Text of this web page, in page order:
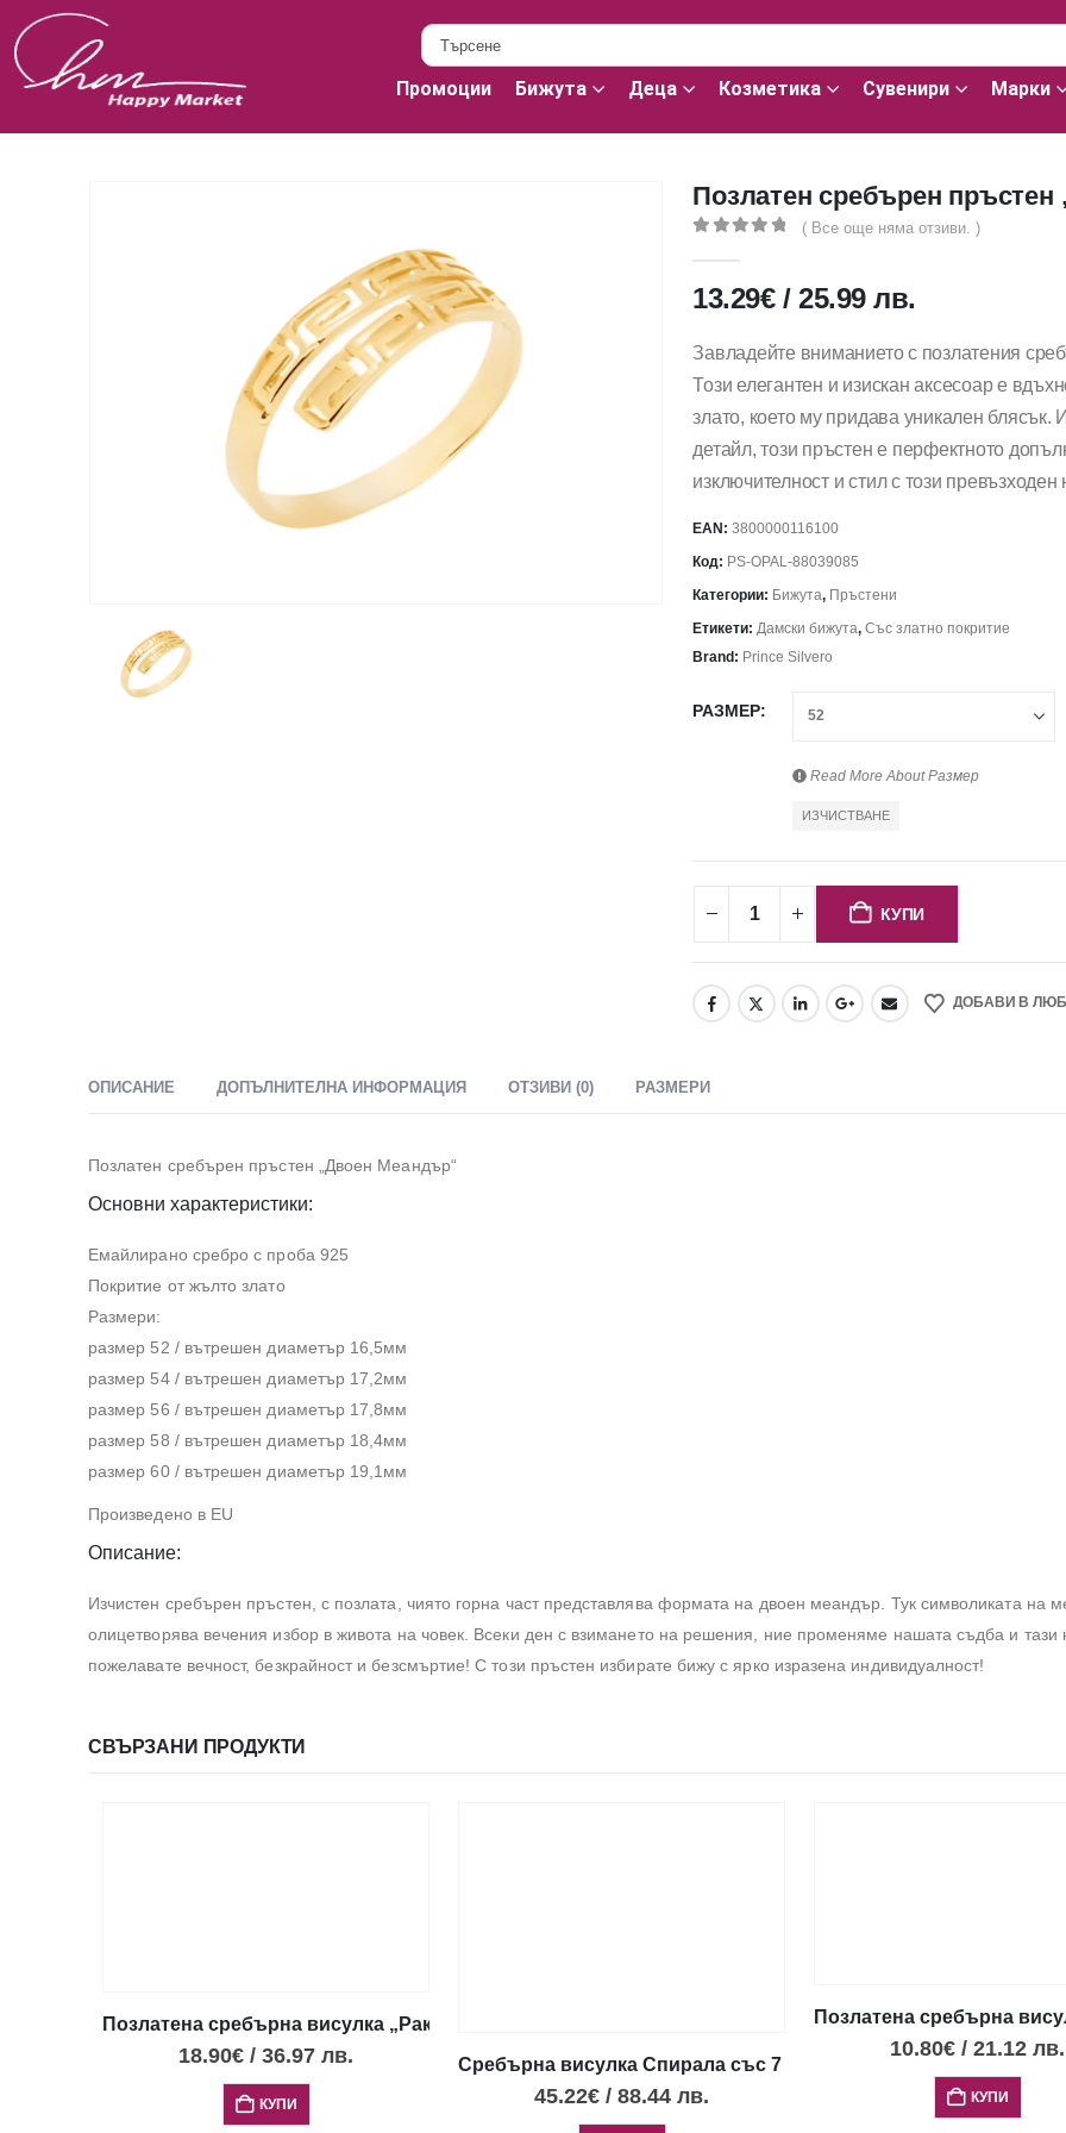
Промоции Бижута Деца Козметика Сувенири Марки
Позлатен сребърен
( Все още няма отзиви. )
13.29€ /25.99лв.
Завладейте вниманието с позлатения
Този елегантен и изискан аксесоар е
злато, което му придава уникален
детайл, този пръстен е перфектното
изключителност и стил с този
EAN:3800000116100
Код: PS-OPAL-88039085
Категории: Бижута, Пръстени
Етикети:Дамски бижута,Със златно покритие
Brand: Prince Silvero
РАЗМЕР
Read More AboutРазмер
ИЗЧИСТВАНЕ
КУПИ
ДОБАВИ В
ОПИСАНИЕ ДОПЪЛНИТЕЛНА ИНФОРМАЦИЯ ОТЗИВИ (0) РАЗМЕРИ
Позлатен сребърен пръстен „Двоен Меандър“
Основни характеристики:
Емайлирано сребро с проба 925
Покритие от жълто злато
Размери:
размер 52 / вътрешен диаметър 16,5мм
размер 54 / вътрешен диаметър 17,2мм
размер 56 / вътрешен диаметър 17,8мм
размер 58 / вътрешен диаметър 18,4мм
размер 60 / вътрешен диаметър 19,1мм
Произведено в EU
Описание:
Изчистен сребърен пръстен, с позлата, чиято горна част представлява формата на двоен меандър. Тук символиката на
олицетворява вечения избор в живота на човек. Всеки ден с взимането на решения, ние променяме нашата съдба и
пожелавате вечност, безкрайност и безсмъртие! С този пръстен избирате бижу с ярко изразена индивидуалност!
СВЪРЗАНИ ПРОДУКТИ
Позлатена сребърна висулка „Раковина“ с опал, мини размер
18.90€ / 36.97 лв.
КУПИ
Сребърна висулка Спирала със 7 опала, голям размер
45.22€ / 88.44 лв.
Позлатена сребърна
10.80€ / 21.12 лв.
КУПИ